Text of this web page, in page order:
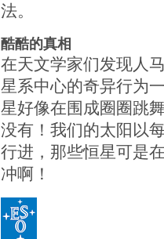
法。
酷酷的真相
在天文学家们发现人
星系中心的奇异行为
星好像在围成圈圈跳
没有！我们的太阳以
行进，那些恒星可是
冲啊！